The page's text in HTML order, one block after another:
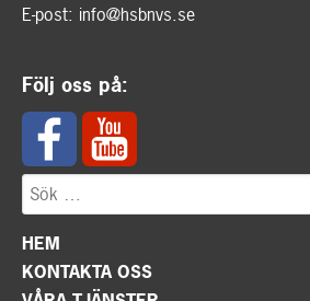
E-post: info@hsbnvs.se
Följ oss på:
HEM
KONTAKTA OSS